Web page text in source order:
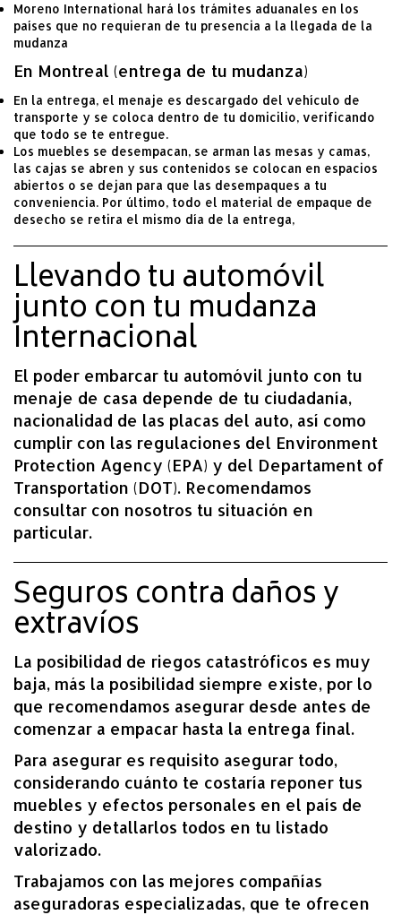
Moreno International hará los trámites aduanales en los
países que no requieran de tu presencia a la llegada de la
mudanza
En Montreal (entrega de tu mudanza)
En la entrega, el menaje es descargado del vehículo de
transporte y se coloca dentro de tu domicilio, verificando
que todo se te entregue.
Los muebles se desempacan, se arman las mesas y camas,
las cajas se abren y sus contenidos se colocan en espacios
abiertos o se dejan para que las desempaques a tu
conveniencia. Por último, todo el material de empaque de
desecho se retira el mismo día de la entrega,
Llevando tu automóvil
junto con tu mudanza
Internacional
El poder embarcar tu automóvil junto con tu
menaje de casa depende de tu ciudadanía,
nacionalidad de las placas del auto, así como
cumplir con las regulaciones del Environment
Protection Agency (EPA) y del Departament of
Transportation (DOT). Recomendamos
consultar con nosotros tu situación en
particular.
Seguros contra daños y
extravíos
La posibilidad de riegos catastróficos es muy
baja, más la posibilidad siempre existe, por lo
que recomendamos asegurar desde antes de
comenzar a empacar hasta la entrega final.
Para asegurar es requisito asegurar todo,
considerando cuánto te costaría reponer tus
muebles y efectos personales en el país de
destino y detallarlos todos en tu listado
valorizado.
Trabajamos con las mejores compañías
aseguradoras especializadas, que te ofrecen